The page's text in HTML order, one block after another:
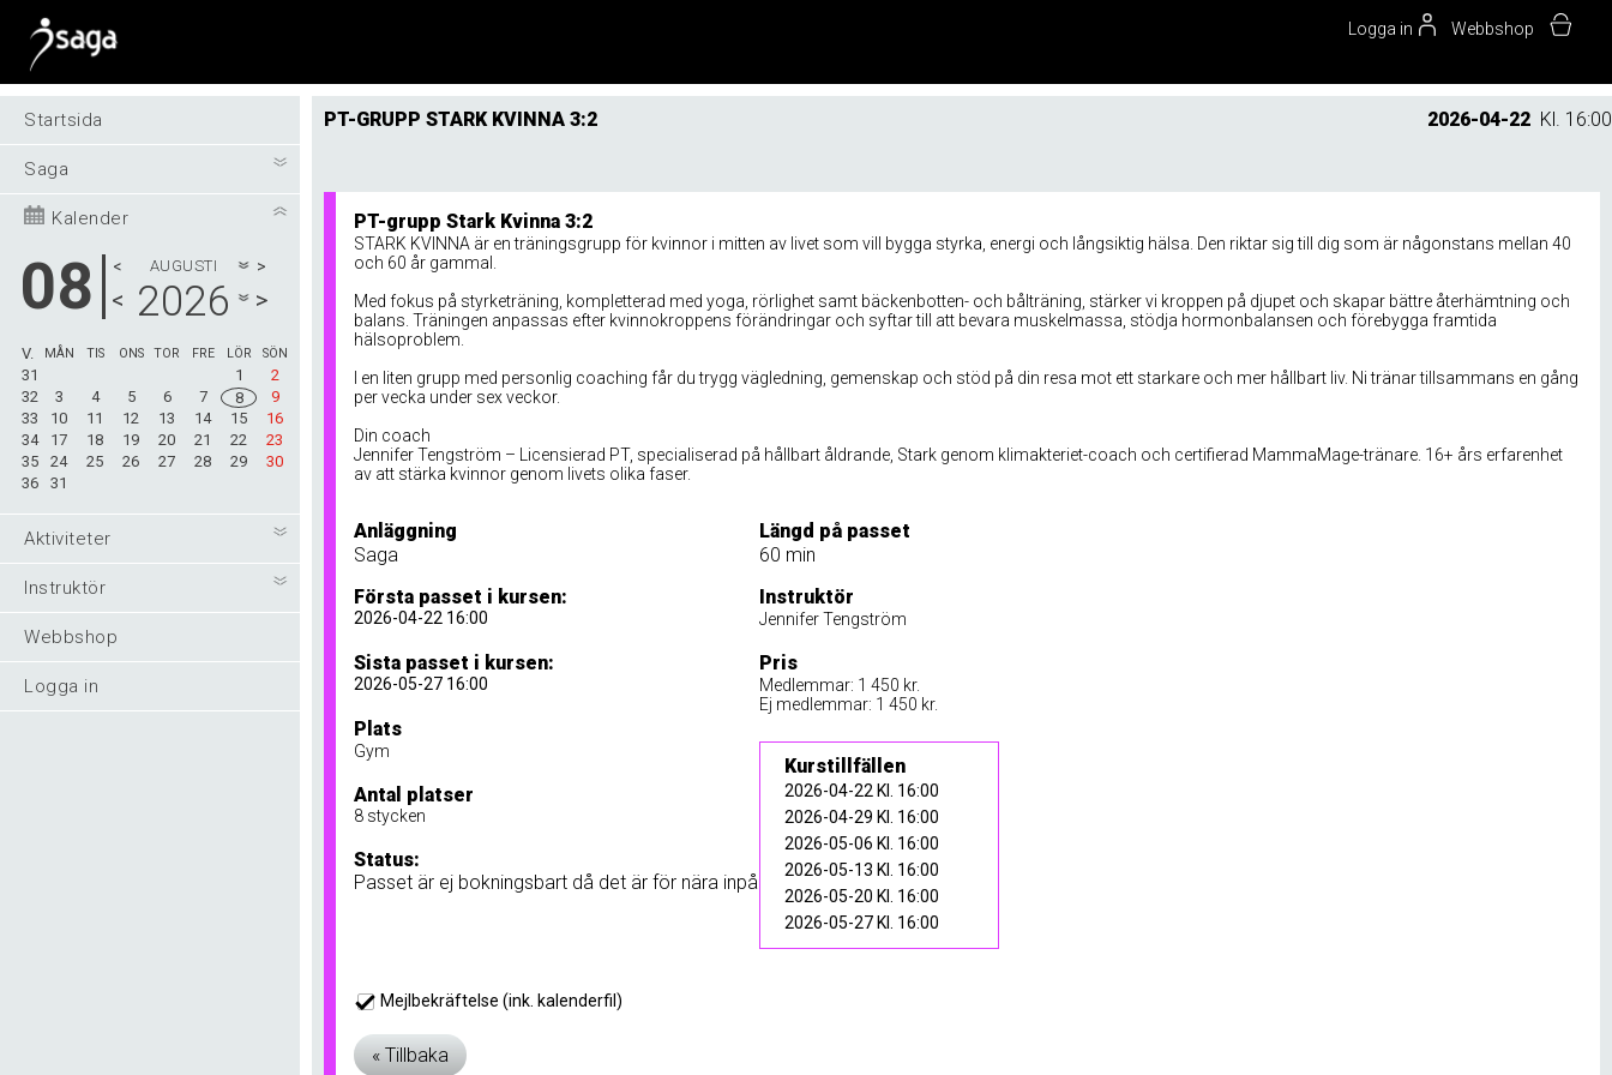
Webbshop
Logga in
Startsida
Saga
Kalender
08 < >
AUGUSTI
< >
2026
V. MÅN TIS ONS TOR FRE LÖR SÖN
31 1
2
32
3 4 5 6 7 8
9
33
10 11 12 13 14 15
16
34
17 18 19 20 21 22
23
35
24 25 26 27 28 29
30
36
31
Aktiviteter
Instruktör
Webbshop
Logga in
PT-GRUPP STARK KVINNA 3:2 2026-04-22 Kl. 16:00
PT-grupp Stark Kvinna 3:2
STARK KVINNA är en träningsgrupp för kvinnor i mitten av livet som vill bygga styrka, energi och långsiktig hälsa. Den riktar sig till dig som är någonstans mellan 40
och 60 år gammal.
Med fokus på styrketräning, kompletterad med yoga, rörlighet samt bäckenbotten- och bålträning, stärker vi kroppen på djupet och skapar bättre återhämtning och
balans. Träningen anpassas efter kvinnokroppens förändringar och syftar till att bevara muskelmassa, stödja hormonbalansen och förebygga framtida
hälsoproblem.
I en liten grupp med personlig coaching får du trygg vägledning, gemenskap och stöd på din resa mot ett starkare och mer hållbart liv. Ni tränar tillsammans en gång
per vecka under sex veckor.
Din coach
Jennifer Tengström – Licensierad PT, specialiserad på hållbart åldrande, Stark genom klimakteriet-coach och certifierad MammaMage-tränare. 16+ års erfarenhet
av att stärka kvinnor genom livets olika faser.
Anläggning
Saga
Första passet i kursen:
2026-04-22 16:00
Sista passet i kursen:
2026-05-27 16:00
Plats
Gym
Antal platser
8 stycken
Status:
Passet är ej bokningsbart då det är för nära inpå
Längd på passet
60 min
Instruktör
Jennifer Tengström
Pris
Medlemmar: 1 450 kr.
Ej medlemmar: 1 450 kr.
Kurstillfällen
2026-04-22 Kl. 16:00
2026-04-29 Kl. 16:00
2026-05-06 Kl. 16:00
2026-05-13 Kl. 16:00
2026-05-20 Kl. 16:00
2026-05-27 Kl. 16:00
Mejlbekräftelse (ink. kalenderfil)